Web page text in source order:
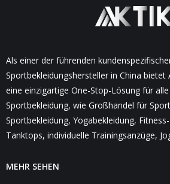
Als einer der führenden
Sportbekleidungshersteller in China bietet
eine einzigartige One-Stop-Lösung für
Sportbekleidung, wie Großhandel für
Sportbekleidung, Yogabekleidung,
Tanktops, individuelle Trainingsanzüge,
MEHR SEHEN